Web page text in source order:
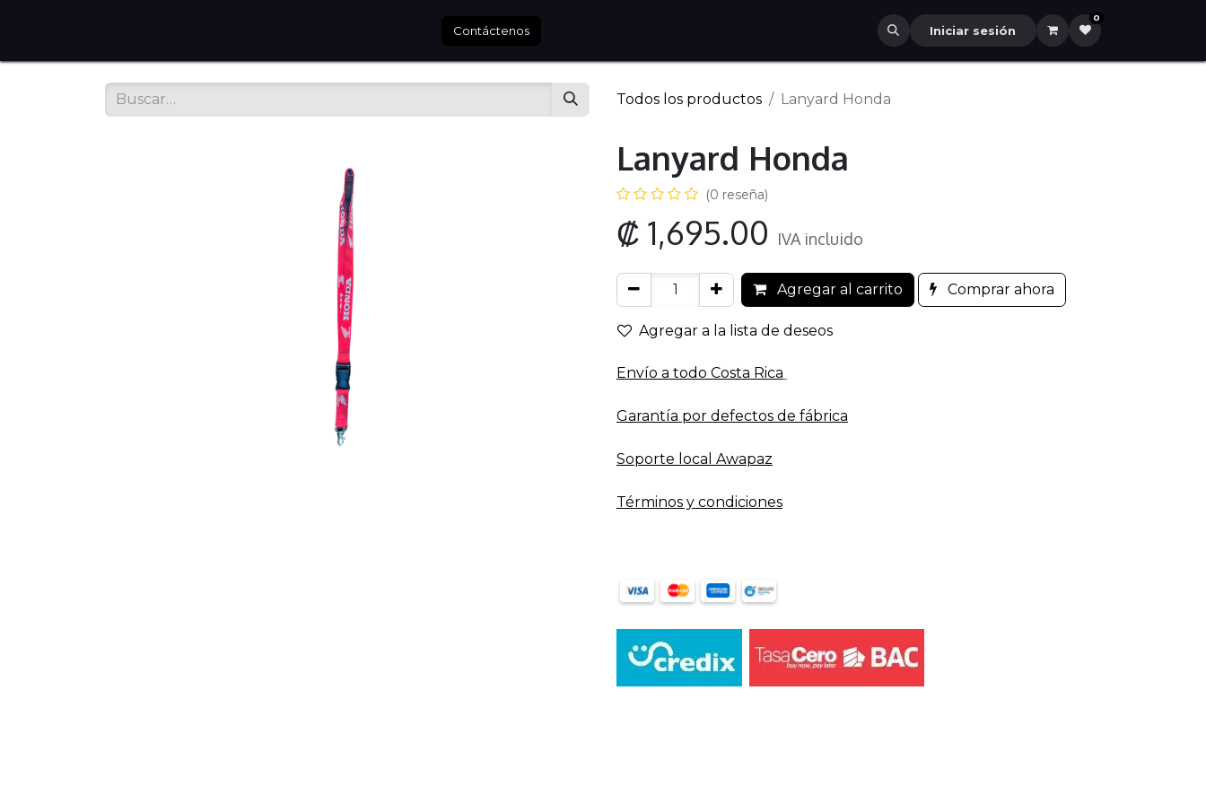
Contáctenos Iniciar sesión
0
Todos los productos Lanyard Honda
Lanyard Honda
(0 reseña)
₡ 1,695.00 IVA incluido
Agregar al carrito Comprar ahora
Agregar a la lista de deseos
Envío a todo​ Costa Rica
Garantía por defectos de fábrica
Soporte local Awapaz
Términos y condiciones